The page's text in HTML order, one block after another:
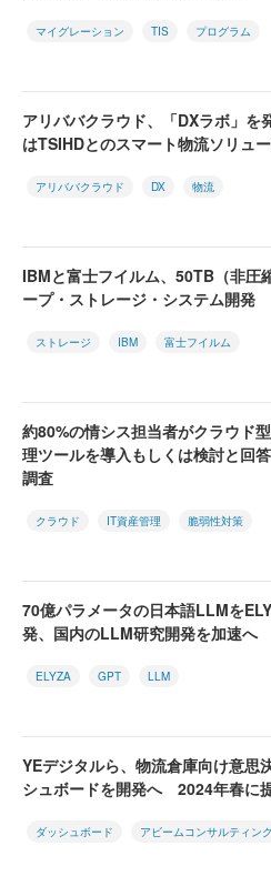
マイグレーション TIS プログラム
アリババクラウド、「DXラボ」
はTSIHDとのスマート物流ソリュ
アリババクラウド DX 物流
IBMと富士フイルム、50TB（非圧
ープ・ストレージ・システム開発
ストレージ IBM 富士フイルム
約80%の情シス担当者がクラウド
理ツールを導入もしくは検討と回
調査
クラウド IT資産管理 脆弱性対策
70億パラメータの日本語LLMを
発、国内のLLM研究開発を加速へ
ELYZA GPT LLM
YEデジタルら、物流倉庫向け意思
シュボードを開発へ 2024年春に
ダッシュボード アビームコンサルティン